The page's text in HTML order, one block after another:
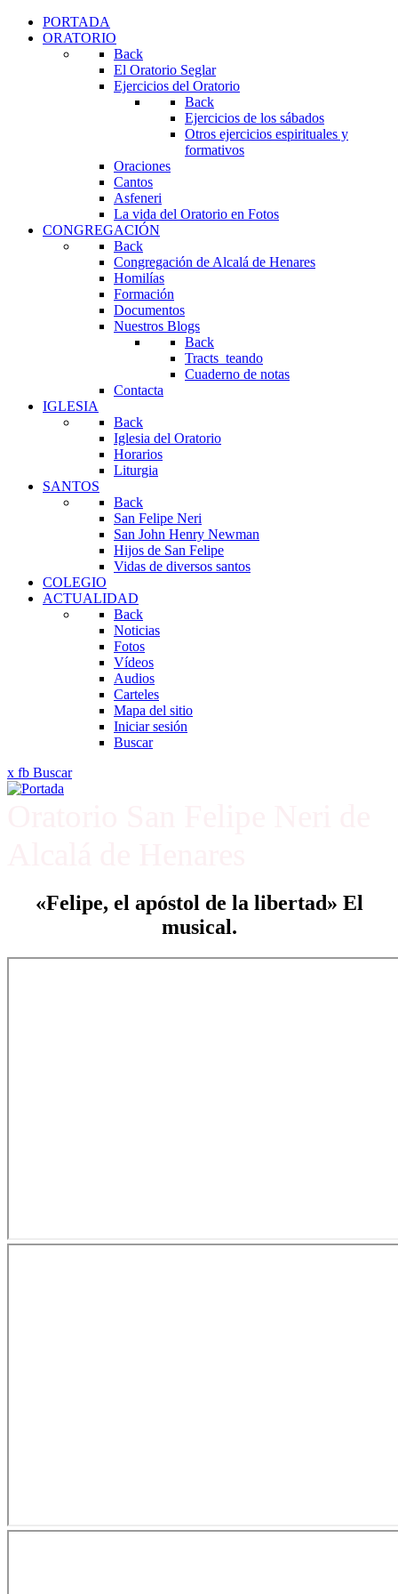
PORTADA
ORATORIO
Back
El Oratorio Seglar
Ejercicios del Oratorio
Back
Ejercicios de los sábados
Otros ejercicios espirituales y
formativos
Oraciones
Cantos
Asfeneri
La vida del Oratorio en Fotos
CONGREGACIÓN
Back
Congregación de Alcalá de Henares
Homilías
Formación
Documentos
Nuestros Blogs
Back
Tracts_teando
Cuaderno de notas
Contacta
IGLESIA
Back
Iglesia del Oratorio
Horarios
Liturgia
SANTOS
Back
San Felipe Neri
San John Henry Newman
Hijos de San Felipe
Vidas de diversos santos
COLEGIO
ACTUALIDAD
Back
Noticias
Fotos
Vídeos
Audios
Carteles
Mapa del sitio
Iniciar sesión
Buscar
x fb Buscar
«Felipe, el apóstol de la libertad» El
musical.